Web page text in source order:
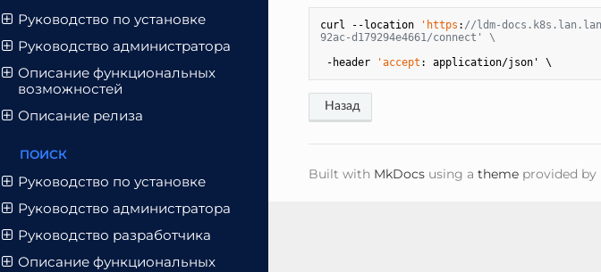
Руководство по установке
Руководство администратора
Описание функциональных
возможностей
Описание релиза
ПОИСК
Руководство по установке
Руководство администратора
Руководство разработчика
Описание функциональных
curl --location 'https : //ldm-
92ac-d179294e4661/connect' \
-header
'accept
Built with MkDocs using atheme provided by